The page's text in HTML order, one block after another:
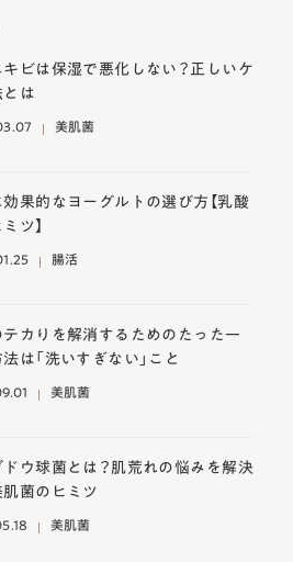
ビは保湿で悪化しない？正しいケ
は
美肌菌
果的なヨーグルトの選び方【乳酸
ツ】
腸活
カりを解消するためのたった一
は「洗いすぎない」こと
美肌菌
ウ球菌とは？肌荒れの悩みを解決
菌のヒミツ
美肌菌